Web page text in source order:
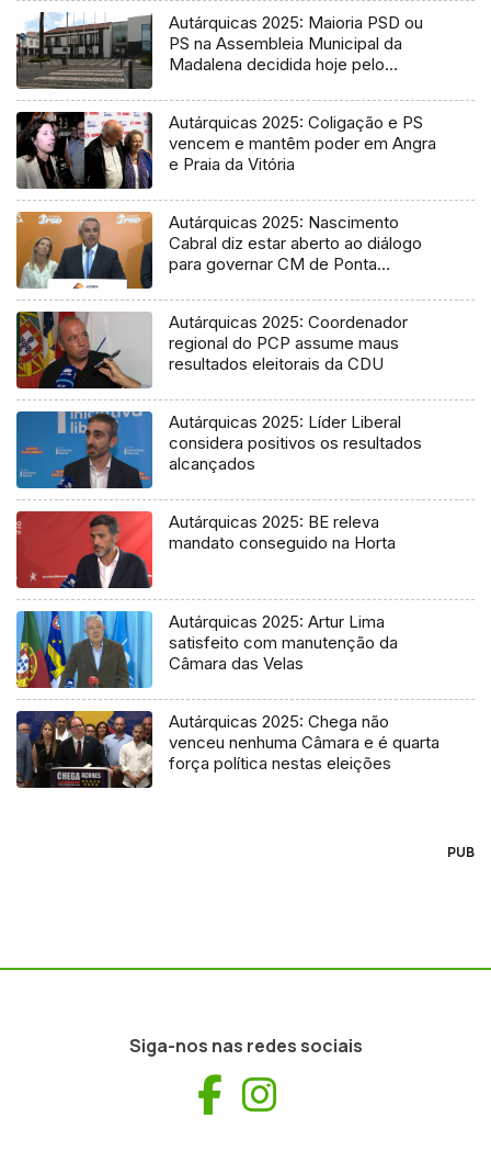
Autárquicas 2025: Maioria PSD ou
PS na Assembleia Municipal da
Madalena decidida hoje pelo
Autárquicas 2025: Coligação e PS
vencem e mantêm poder em Angra
e Praia da Vitória
Autárquicas 2025: Nascimento
Cabral diz estar aberto ao diálogo
para governar CM de Ponta
Autárquicas 2025: Coordenador
regional do PCP assume maus
resultados eleitorais da CDU
Autárquicas 2025: Líder Liberal
considera positivos os resultados
alcançados
Autárquicas 2025: BE releva
mandato conseguido na Horta
Autárquicas 2025: Artur Lima
satisfeito com manutenção da
Câmara das Velas
Autárquicas 2025: Chega não
venceu nenhuma Câmara e é quarta
força política nestas eleições
PUB
Siga-nos nas redes sociais
Facebook